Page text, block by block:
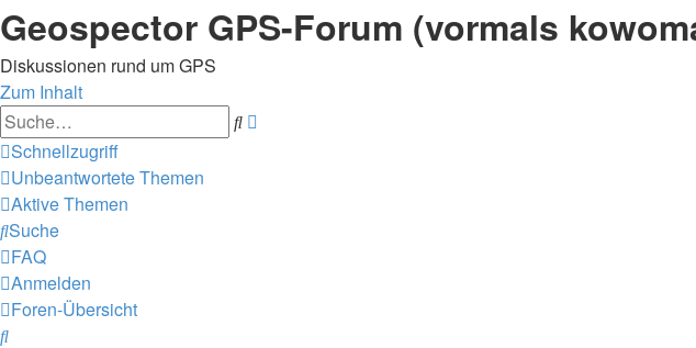
Geospector GPS-Forum (vormals
Diskussionen rund um GPS
Zum Inhalt
Suche
Schnellzugriff
Unbeantwortete Themen
Aktive Themen
Suche
FAQ
Anmelden
Foren-Übersicht
Suche